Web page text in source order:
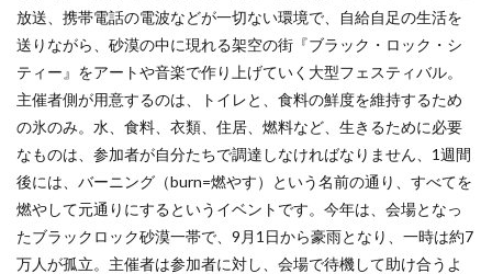
放送、携帯電話の電波などが一切ない環境で、自給自足の生活を
送りながら、砂漠の中に現れる架空の街『ブラック・ロック・シ
ティー』をアートや音楽で作り上げていく大型フェスティバル。
主催者側が用意するのは、トイレと、食料の鮮度を維持するため
の氷のみ。水、食料、衣類、住居、燃料など、生きるために必要
なものは、参加者が自分たちで調達しなければなりません、1週間
後には、バーニング（burn=燃やす）という名前の通り、すべてを
燃やして元通りにするというイベントです。今年は、会場となっ
たブラックロック砂漠一帯で、9月1日から豪雨となり、一時は約7
万人が孤立。主催者は参加者に対し、会場で待機して助け合うよ